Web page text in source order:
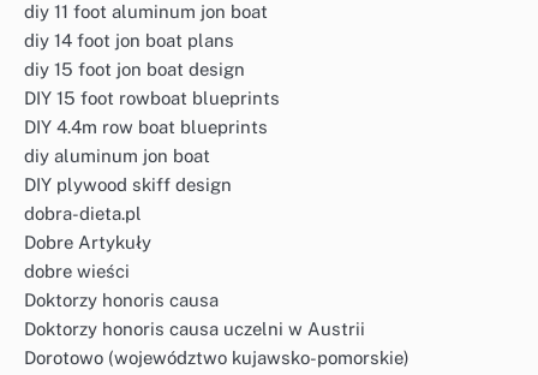
diy 11 foot aluminum jon boat
diy 14 foot jon boat plans
diy 15 foot jon boat design
DIY 15 foot rowboat blueprints
DIY 4.4m row boat blueprints
diy aluminum jon boat
DIY plywood skiff design
dobra-dieta.pl
Dobre Artykuły
dobre wieści
Doktorzy honoris causa
Doktorzy honoris causa uczelni w Austrii
Dorotowo (województwo kujawsko-pomorskie)